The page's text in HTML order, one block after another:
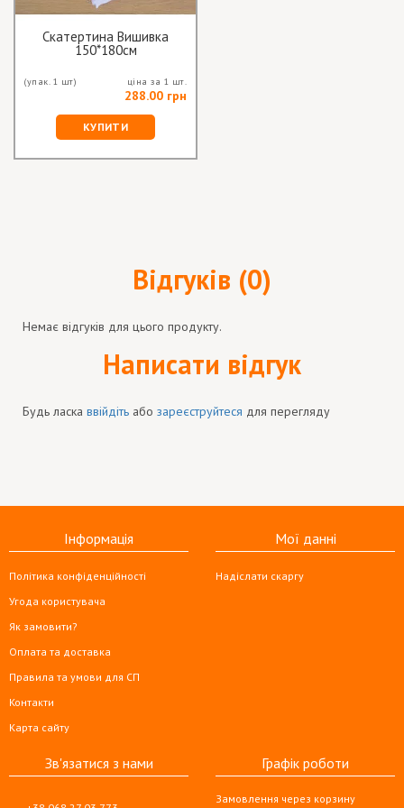
Скатертина Вишивка
150*180см
(упак. 1 шт) ціна за 1 шт.
288.00 грн
КУПИТИ
Відгуків (0)
Немає відгуків для цього продукту.
Написати відгук
Будь ласка ввійдіть або зареєструйтеся для перегляду
Інформація
Політика конфіденційності
Угода користувача
Як замовити?
Оплата та доставка
Правила та умови для СП
Контакти
Карта сайту
Мої данні
Надіслати скаргу
Зв'язатися з нами Графік роботи
Замовлення через корзину